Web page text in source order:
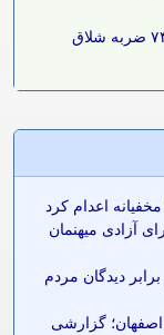
پرستو احمدی، خواننده کنسرت کاروانسرا به ۷۴ ضربه شلاق
اعدام کرد
آزادی میهنمان
دیدگان مردم
دی‌ماه در اصفهان؛ گزارشی